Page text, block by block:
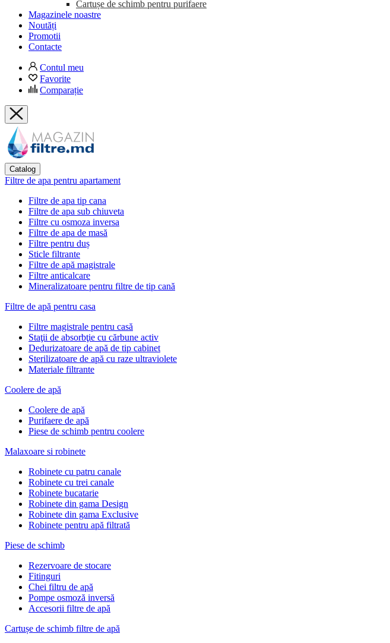
Cartușe de schimb pentru purifaere
Magazinele noastre
Noutăți
Promotii
Contacte
Contul meu
Favorite
Comparație
Catalog
Filtre de apa pentru apartament
Filtre de apa tip cana
Filtre de apa sub chiuveta
Filtre cu osmoza inversa
Filtre de apa de masă
Filtre pentru duș
Sticle filtrante
Filtre de apă magistrale
Filtre anticalcare
Mineralizatoare pentru filtre de tip cană
Filtre de apă pentru casa
Filtre magistrale pentru casă
Staţii de absorbţie cu cărbune activ
Dedurizatoare de apă de tip cabinet
Sterilizatoare de apă cu raze ultraviolete
Materiale filtrante
Coolere de apă
Сoolere de apă
Purifaere de apă
Piese de schimb pentru coolere
Malaxoare si robinete
Robinete cu patru canale
Robinete cu trei canale
Robinete bucatarie
Robinete din gama Design
Robinete din gama Exclusive
Robinete pentru apă filtrată
Piese de schimb
Rezervoare de stocare
Fitinguri
Chei filtru de apă
Pompe osmoză inversă
Accesorii filtre de apă
Cartușe de schimb filtre de apă